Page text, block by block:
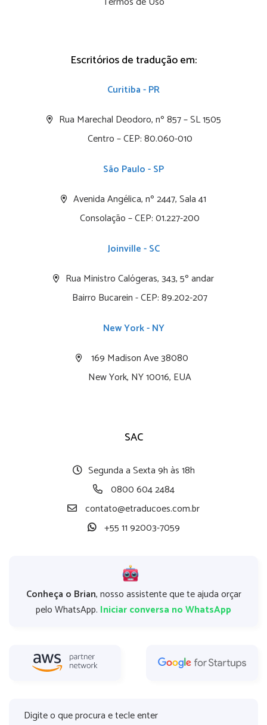
Escritórios de tradução em:
Curitiba - PR
Rua Marechal Deodoro, nº 857 – SL 1505
Centro – CEP: 80.060-010
São Paulo - SP
Avenida Angélica, nº 2447, Sala 41
Consolação – CEP: 01.227-200
Joinville - SC
Rua Ministro Calógeras, 343, 5º andar
Bairro Bucarein - CEP: 89.202-207
New York - NY
169 Madison Ave 38080
New York, NY 10016, EUA
SAC
Segunda a Sexta 9h às 18h
0800 604 2484
contato@etraducoes.com.br
+55 11 92003-7059
Conheça o Brian, nosso assistente que te ajuda orçar
pelo WhatsApp. Iniciar conversa no WhatsApp